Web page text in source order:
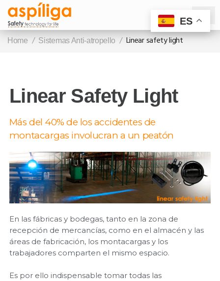
Home / Sistemas Anti-atropello / Linear safety light
Linear Safety Light
Más del 40% de los accidentes de
montacargas involucran a un peatón
En las fábricas y bodegas, tanto en la zona de
recepción de mercancías, como en el almacén y las
áreas de fabricación, los montacargas y los
trabajadores comparten el mismo espacio.
Es por ello indispensable tomar todas las
ES